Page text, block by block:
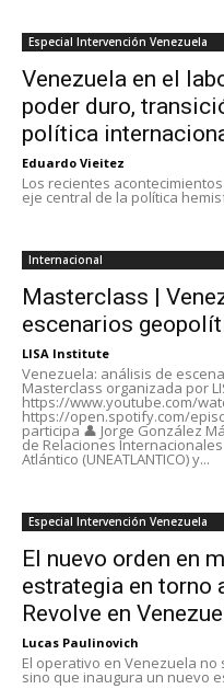
Especial Intervención Venezuela
Venezuela en el
poder duro,
política
Eduardo Vieitez
Los recientes
eje central de la política
Internacional
Masterclass |
escenarios
LISA Institute
Venezuela: análisis de
Masterclass organizada por
https://www.youtube.com/
https://open.spotify.com/
participa 👤 Jorge González
de Relaciones
Atlántico (UNEATLANTICO) y...
Especial Intervención Venezuela
El nuevo orden en
estrategia en torno
Revolve en
Lucas Paulinovich
El operativo en Venezuela
sino que inaugura un nuevo